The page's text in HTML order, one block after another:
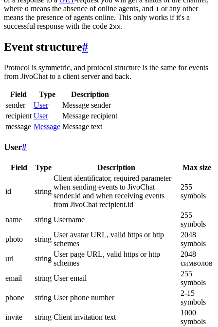
where 0 means the absence of online agents, and 1 or any other
means the presence of agents online. This only works if it's a
successful response with the code 2xx.
Event structure#
Protocol is symmetric, and protocol structure is the same for events
from JivoChat to a client server and back.
Field Type
Description
sender
User
Message sender
recipient User
Message recipient
message Message Message text
User#
Field Type Description Max size
id string
Client identificator, required parameter
when sending events to JivoChat
sender.id and when receiving events
from JivoChat recipient.id
255
symbols
name string Username
255
symbols
photo
string
User avatar URL, valid https or http
schemes
2048
symbols
url
string
User page URL, valid https or http
schemes
2048
символов
email
string User email
255
symbols
phone
string User phone number
2-15
symbols
invite
string Client invitation text
1000
symbols